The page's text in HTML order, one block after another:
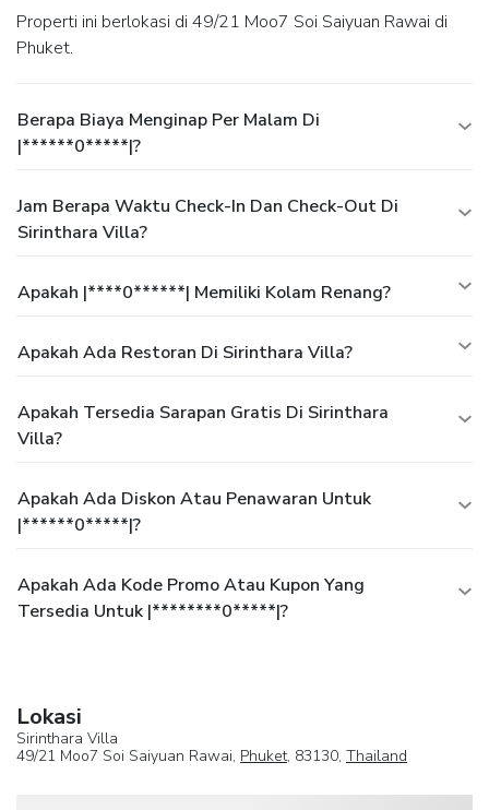
Properti ini berlokasi di 49/21 Moo7 Soi Saiyuan Rawai di
Phuket.
Berapa Biaya Menginap Per Malam Di
|******0*****|?
Jam Berapa Waktu Check-In Dan Check-Out Di
Sirinthara Villa?
Apakah |****0******| Memiliki Kolam Renang?
Apakah Ada Restoran Di Sirinthara Villa?
Apakah Tersedia Sarapan Gratis Di Sirinthara
Villa?
Apakah Ada Diskon Atau Penawaran Untuk
|******0*****|?
Apakah Ada Kode Promo Atau Kupon Yang
Tersedia Untuk |********0*****|?
Lokasi
Sirinthara Villa
49/21 Moo7 Soi Saiyuan Rawai, Phuket, 83130, Thailand